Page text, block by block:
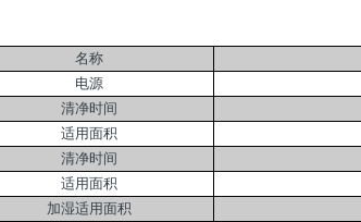
名称
电源
清净时间
适用面积
清净时间
适用面积
加湿适用面积